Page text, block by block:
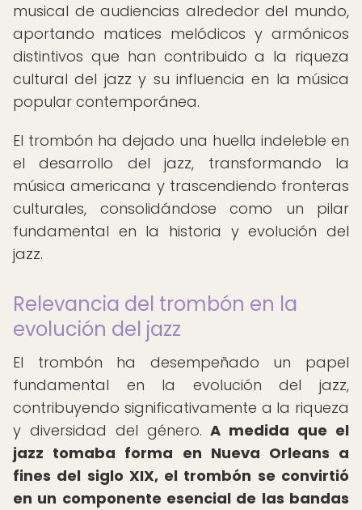
musical de audiencias alrededor del mundo,
aportando matices melódicos y armónicos
distintivos que han contribuido a la riqueza
cultural del jazz y su influencia en la música
popular contemporánea.
El trombón ha dejado una huella indeleble en
el desarrollo del jazz, transformando la
música americana y trascendiendo fronteras
culturales, consolidándose como un pilar
fundamental en la historia y evolución del
jazz.
Relevancia del trombón en la
evolución del jazz
El trombón ha desempeñado un papel
fundamental en la evolución del jazz,
contribuyendo significativamente a la riqueza
y diversidad del género.A medida que el
jazz tomaba forma en Nueva Orleans a
fines del siglo XIX, el trombón se convirtió
en un componente esencial de las bandas